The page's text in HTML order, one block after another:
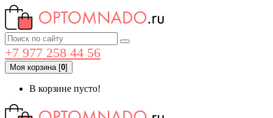
+7 977 258 44 56
Моя корзина[0]
В корзине пусто!